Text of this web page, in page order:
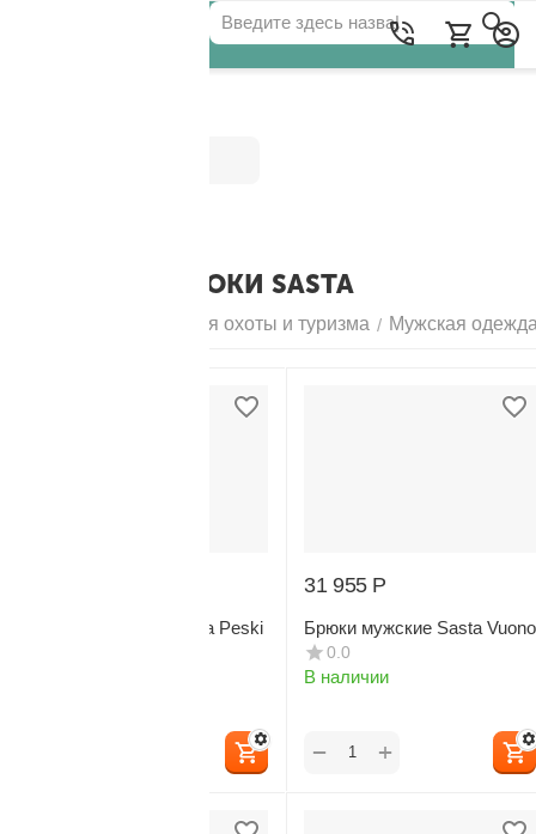
МУЖСКИЕ БРЮКИ SASTA
Одежда для охоты и туризма / Мужская
Брюки мужские Sasta Peski
31 955 Р
Брюки мужские Sasta Vuono
0.0
В наличии
+
−